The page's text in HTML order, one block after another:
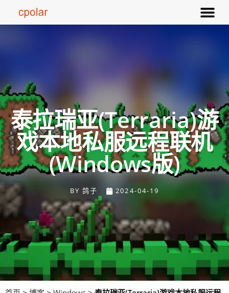
泰拉瑞亚(Terraria)游
戏本地私服远程联机
(windows版)
BY 鸽子 2024-04-19